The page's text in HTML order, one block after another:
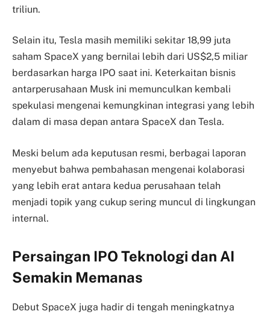
triliun.
Selain itu, Tesla masih memiliki sekitar 18,99 juta
saham SpaceX yang bernilai lebih dari US$2,5 miliar
berdasarkan harga IPO saat ini. Keterkaitan bisnis
antarperusahaan Musk ini memunculkan kembali
spekulasi mengenai kemungkinan integrasi yang lebih
dalam di masa depan antara SpaceX dan Tesla.
Meski belum ada keputusan resmi, berbagai laporan
menyebut bahwa pembahasan mengenai kolaborasi
yang lebih erat antara kedua perusahaan telah
menjadi topik yang cukup sering muncul di lingkungan
internal.
Persaingan IPO Teknologi dan AI
Semakin Memanas
Debut SpaceX juga hadir di tengah meningkatnya